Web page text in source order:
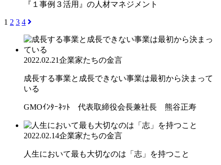
『１事例３活用』の人材マネジメント
1 2 3 4
2022.02.21企業家たちの金言
成長する事業と成長できない事業は最初から決まって
いる
GMOｲﾝﾀｰﾈｯﾄ 代表取締役会長兼社長 熊谷正寿
2022.02.14企業家たちの金言
人生において最も大切なのは「志」を持つこと